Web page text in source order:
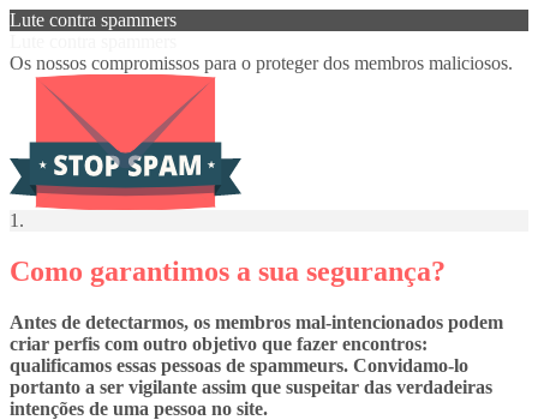
Lute contra spammers
Os nossos compromissos para o proteger dos membros maliciosos.
1.
Como garantimos a sua segurança?
Antes de detectarmos, os membros mal-intencionados podem
criar perfis com outro objetivo que fazer encontros:
qualificamos essas pessoas de spammeurs. Convidamo-lo
portanto a ser vigilante assim que suspeitar das verdadeiras
intenções de uma pessoa no site.